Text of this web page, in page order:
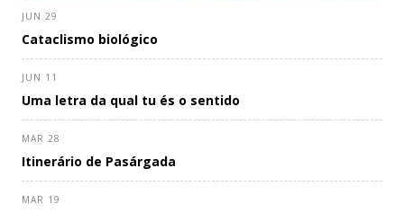
JUN 29
Cataclismo biológico
JUN 11
Uma letra da qual tu és o sentido
MAR 28
Itinerário de Pasárgada
MAR 19